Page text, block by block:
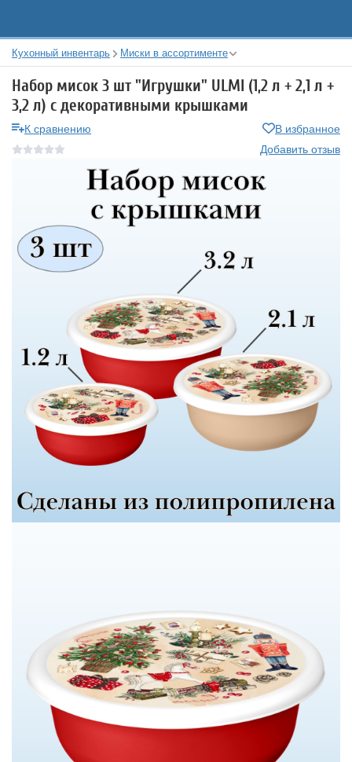
Кухонный инвентарь Миски в ассортименте
Набор мисок 3 шт "Игрушки" ULMI (1,2 л + 2,1 л +
3,2 л) с декоративными крышками
К сравнению
В избранное
Добавить отзыв